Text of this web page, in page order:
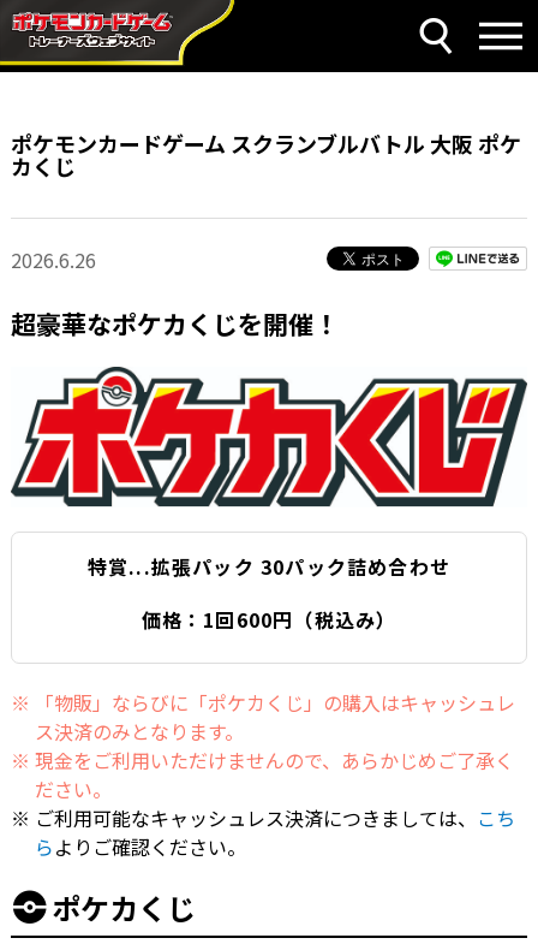
ポケモンカードゲーム スクランブルバトル 大阪 ポケ
カくじ
2026.6.26
超豪華なポケカくじを開催！
特賞...拡張パック 30パック詰め合わせ
価格：1回600円（税込み）
「物販」ならびに「ポケカくじ」の購入はキャッシュレ
ス決済のみとなります。
現金をご利用いただけませんので、あらかじめご了承く
ださい。
ご利用可能なキャッシュレス決済につきましては、 こち
らよりご確認ください。
ポケカくじ